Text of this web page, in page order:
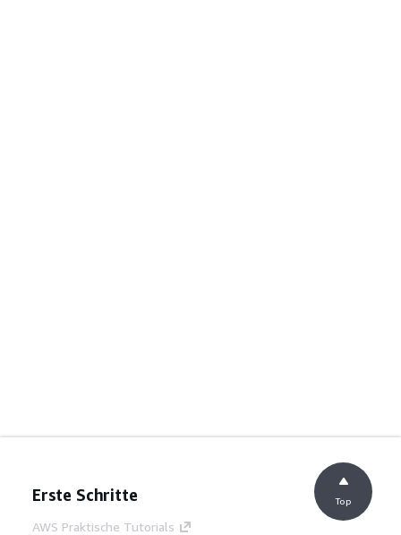
Erste Schritte
AWS Praktische Tutorials
Top